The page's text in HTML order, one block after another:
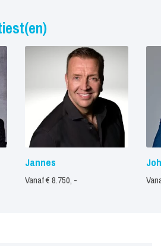
Jannes
Vanaf € 8.750, -